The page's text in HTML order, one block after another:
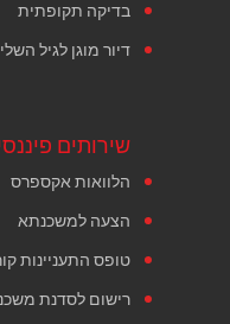
בדיקה תקופתית
דיור מוגן לגיל
שירותים
הלוואות אקספרס
הצעה למשכנתא
טופס התעניינות
רישום לסדנת